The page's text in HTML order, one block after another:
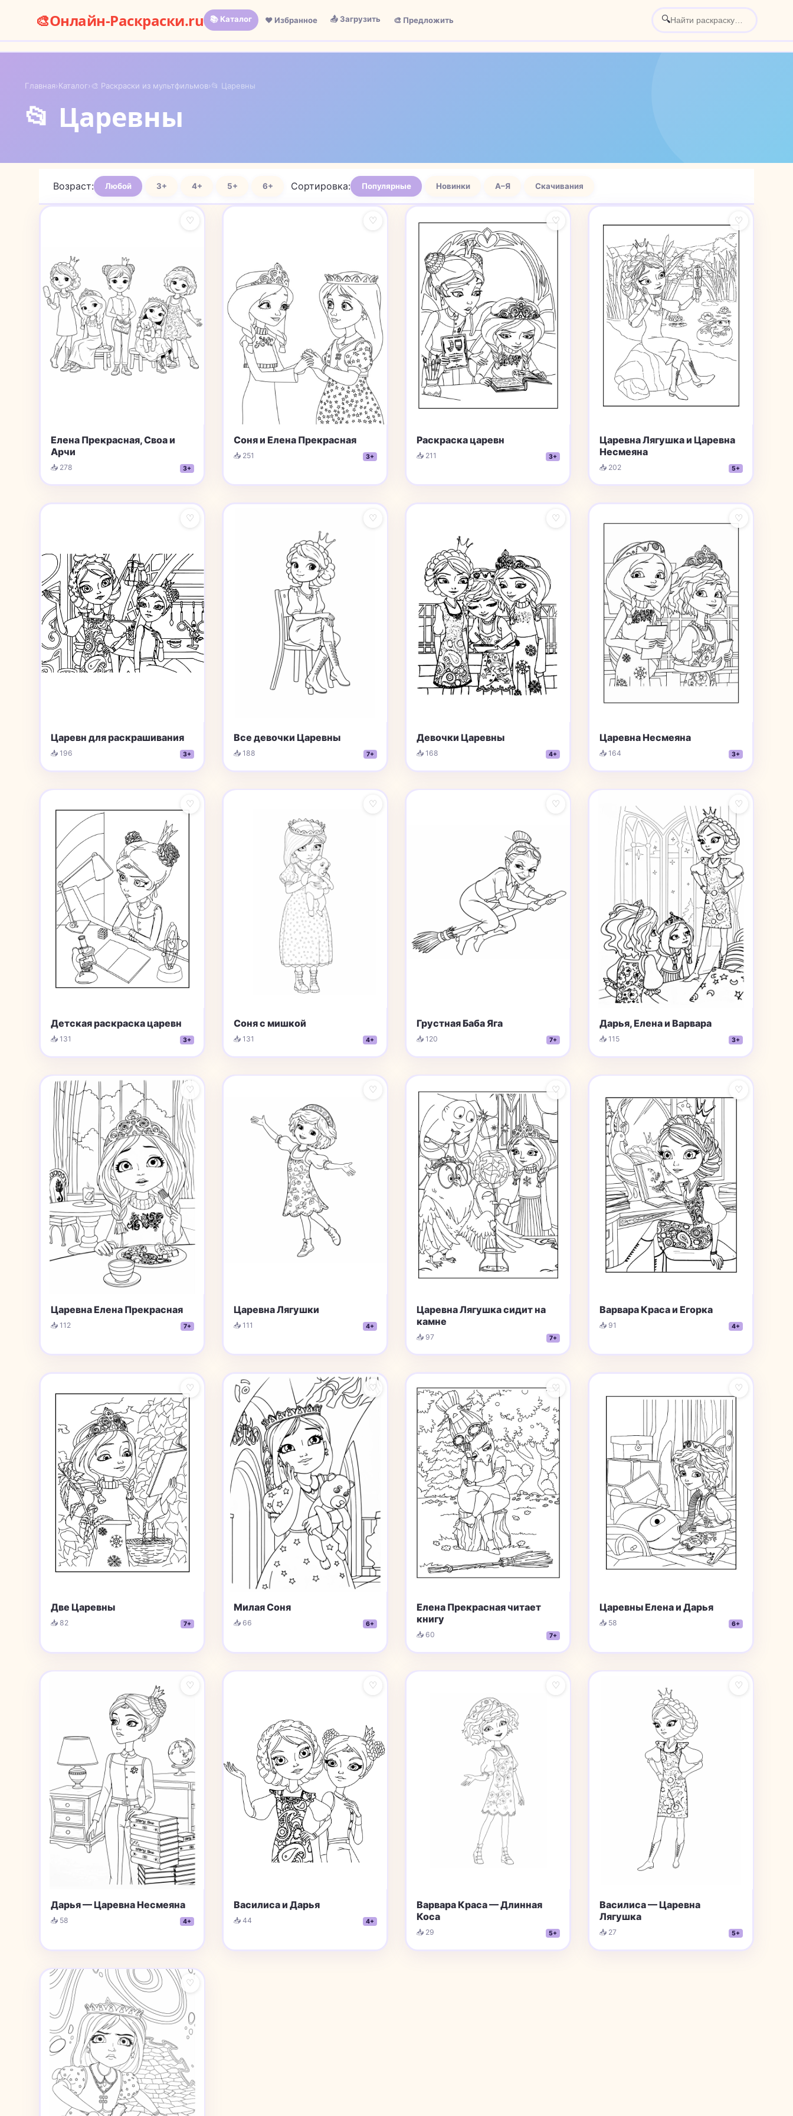
🎨Онлайн-Раскраски.ru 📚 Каталог ❤️ Избранное 📤 Загрузить 🎨 Предложить 🔍
Главная›Каталог› 🎨 Раскраски из мультфильмов›📂 Царевны
📂 Царевны
Возраст: Любой 3+ 4+ 5+ 6+ Сортировка: Популярные Новинки А–Я Скачивания
♡
Елена Прекрасная, Своа и
Арчи
📥 278 3+
♡
Соня и Елена Прекрасная
📥 251 3+
♡
Раскраска царевн
📥 211 3+
♡
Царевна Лягушка и Царевна
Несмеяна
📥 202 5+
♡
Царевн для раскрашивания
📥 196 3+
♡
Все девочки Царевны
📥 188 7+
♡
Девочки Царевны
📥 168 4+
♡
Царевна Несмеяна
📥 164 3+
♡
Детская раскраска царевн
📥 131 3+
♡
Соня с мишкой
📥 131 4+
♡
Грустная Баба Яга
📥 120 7+
♡
Дарья, Елена и Варвара
📥 115 3+
♡
Царевна Елена Прекрасная
📥 112 7+
♡
Царевна Лягушки
📥 111 4+
♡
Царевна Лягушка сидит на
камне
📥 97 7+
♡
Варвара Краса и Егорка
📥 91 4+
♡
Две Царевны
📥 82 7+
♡
Милая Соня
📥 66 6+
♡
Елена Прекрасная читает
книгу
📥 60 7+
♡
Царевны Елена и Дарья
📥 58 6+
♡
Дарья — Царевна Несмеяна
📥 58 4+
♡
Василиса и Дарья
📥 44 4+
♡
Варвара Краса — Длинная
Коса
📥 29 5+
♡
Василиса — Царевна
Лягушка
📥 27 5+
♡